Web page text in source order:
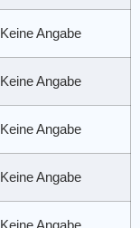
Keine Angabe
Keine Angabe
Keine Angabe
Keine Angabe
Keine Angabe